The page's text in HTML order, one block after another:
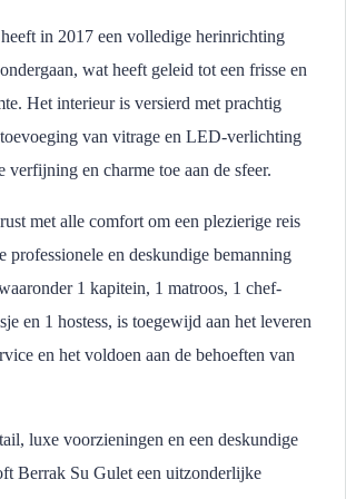
in 2017 een volledige herinrichting
wat heeft geleid tot een frisse en
Het interieur is versierd met prachtig
van vitrage en LED-verlichting
verfijning en charme toe aan de sfeer.
met alle comfort om een plezierige reis
professionele en deskundige bemanning
1 kapitein, 1 matroos, 1 chef-
en 1 hostess, is toegewijd aan het leveren
en het voldoen aan de behoeften van
luxe voorzieningen en een deskundige
Berrak Su Gulet een uitzonderlijke